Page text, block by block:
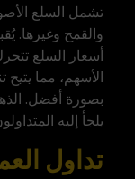
تشمل السلع
والقمح وغيرها.
أسعار السلع
الأسهم، مما يتيح
بصورة أفضل.
يلجأ إليه
تداول